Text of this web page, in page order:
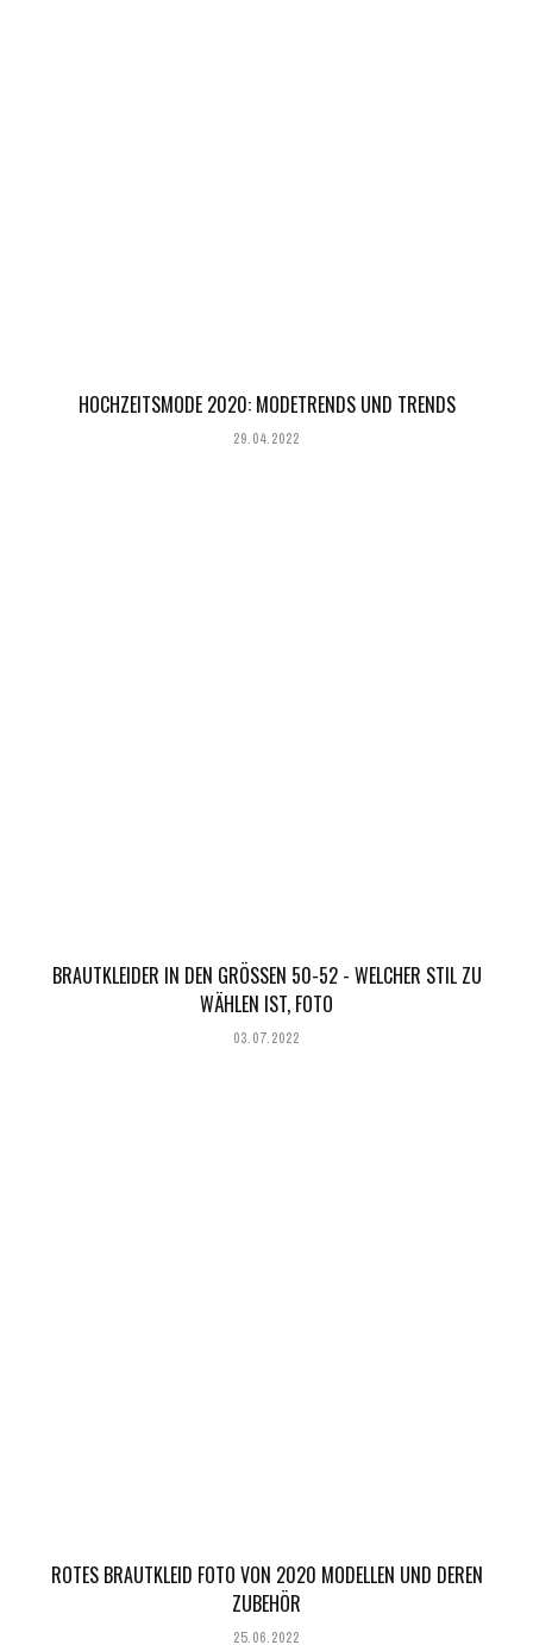
HOCHZEITSMODE 2020: MODETRENDS UND TRENDS
29.04.2022
BRAUTKLEIDER IN DEN GRÖSSEN 50-52 - WELCHER STIL ZU W
ÄHLEN IST, FOTO
03.07.2022
ROTES BRAUTKLEID FOTO VON 2020 MODELLEN UND DEREN
ZUBEHÖR
25.06.2022